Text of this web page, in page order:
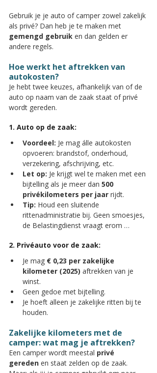
Gebruik je je auto of camper zowel zakelijk
als privé? Dan heb je te maken met
gemengd gebruik en dan gelden er
andere regels.
Hoe werkt het aftrekken van
autokosten?
Je hebt twee keuzes, afhankelijk van of de
auto op naam van de zaak staat of privé
wordt gereden.
1. Auto op de zaak:
Voordeel: Je mag álle autokosten
opvoeren: brandstof, onderhoud,
verzekering, afschrijving, etc.
Let op: Je krijgt wel te maken met een
bijtelling als je meer dan 500
privékilometers per jaar rijdt.
Tip: Houd een sluitende
rittenadministratie bij. Geen smoesjes,
de Belastingdienst vraagt erom …
2. Privéauto voor de zaak:
Je mag € 0,23 per zakelijke
kilometer (2025) aftrekken van je
winst.
Geen gedoe met bijtelling.
Je hoeft alleen je zakelijke ritten bij te
houden.
Zakelijke kilometers met de
camper: wat mag je aftrekken?
Een camper wordt meestal privé
gereden en staat zelden op de zaak.